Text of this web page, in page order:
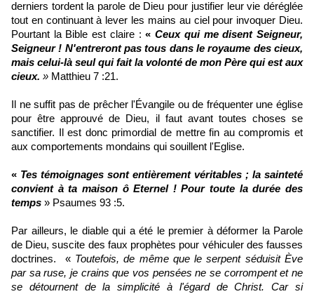
derniers tordent la parole de Dieu pour justifier leur vie déréglée
tout en continuant à lever les mains au ciel pour invoquer Dieu.
Pourtant la Bible est claire :«Ceux qui me disent Seigneur,
Seigneur ! N'entreront pas tous dans le royaume des cieux,
mais celui-là seul qui fait la volonté de mon Père qui est aux
cieux. » Matthieu 7 :21.
Il ne suffit pas de prêcher l'Évangile ou de fréquenter une église
pour être approuvé de Dieu, il faut avant toutes choses se
sanctifier. Il est donc primordial de mettre fin au compromis et
aux comportements mondains qui souillent l'Eglise.
« Tes témoignages sont entièrement véritables ; la sainteté
convient à ta maison ô Eternel ! Pour toute la durée des
temps » Psaumes 93 :5.
Par ailleurs, le diable qui a été le premier à déformer la Parole
de Dieu, suscite des faux prophètes pour véhiculer des fausses
doctrines.
« Toutefois, de même que le serpent séduisit Ève
par sa ruse, je crains que vos pensées ne se corrompent et ne
se détournent de la simplicité à l'égard de Christ. Car si